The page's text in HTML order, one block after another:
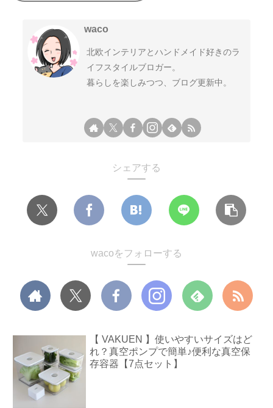
waco
北欧インテリアとハンドメイド好きのラ
イフスタイルブロガー。
暮らしを楽しみつつ、ブログ更新中。
シェアする
wacoをフォローする
【 VAKUEN 】使いやすいサイズはど
れ？真空ポンプで簡単♪便利な真空保
存容器【7点セット】